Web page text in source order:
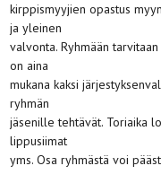
kirppismyyjien opastus
ja yleinen
valvonta. Ryhmään
on aina
mukana kaksi
ryhmän
jäsenille tehtävät. Toriaika
lippusiimat
yms. Osa ryhmästä voi